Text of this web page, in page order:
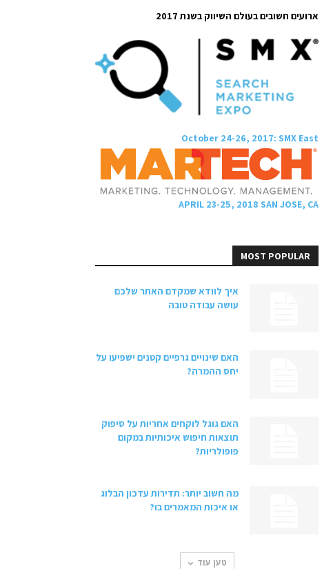
ארועים חשובים בעולם השיווק בשנת 2017
October 24-26, 2017: SMX East
APRIL 23-25, 2018 SAN JOSE, CA
MOST POPULAR
איך לוודא שמקדם האתר שלכם
עושה עבודה טובה
האם שינויים גרפיים קטנים ישפיעו על
יחס ההמרה?
האם גוגל לוקחים אחריות על סיפוק
תוצאות חיפוש איכותיות במקום
פופולריות?
מה חשוב יותר: תדירות עדכון הבלוג
או איכות המאמרים בו?
טען עוד